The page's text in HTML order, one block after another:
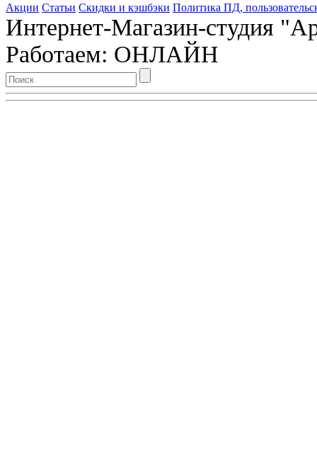
Акции Статьи Скидки и кэшбэки Политика ПД,
Интернет-Магазин-студия
Работаем: ОНЛАЙН